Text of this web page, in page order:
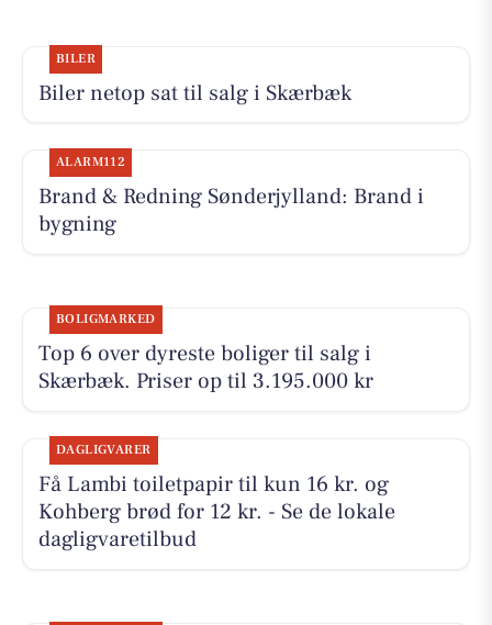
BILER
Biler netop sat til salg i Skærbæk
ALARM112
Brand & Redning Sønderjylland: Brand i
bygning
BOLIGMARKED
Top 6 over dyreste boliger til salg i
Skærbæk. Priser op til 3.195.000 kr
DAGLIGVARER
Få Lambi toiletpapir til kun 16 kr. og
Kohberg brød for 12 kr. - Se de lokale
dagligvaretilbud